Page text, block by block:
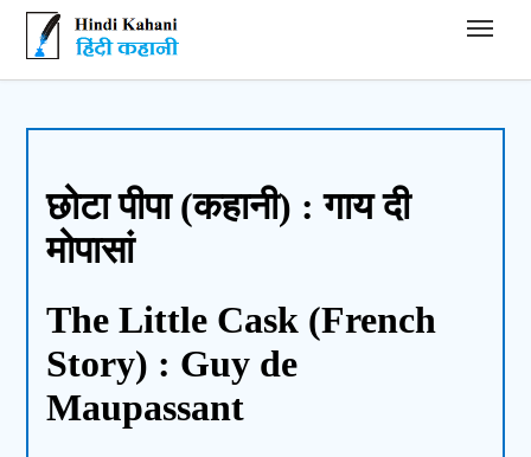
Hindi Kahani - हिंदी कहानी
छोटा पीपा (कहानी) : गाय दी
मोपासां
The Little Cask (French
Story) : Guy de
Maupassant